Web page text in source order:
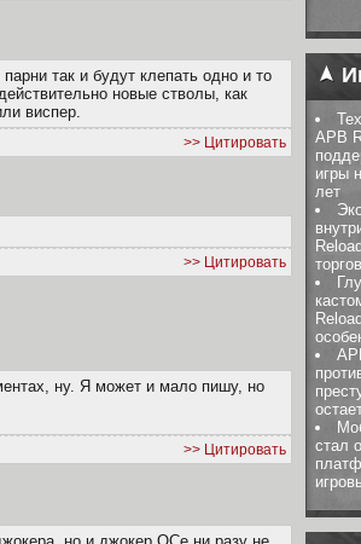
так и будут клепать одно и то
новые стволы, как
виспер.
>> Цитировать
>> Цитировать
ну. Я может и мало пишу, но
>> Цитировать
APB
игры
лет
стал